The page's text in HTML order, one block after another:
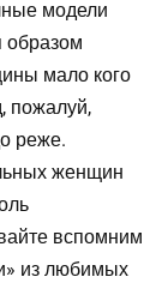
модели
образом
мало кого
пожалуй,
реже.
женщин
вспомним
из любимых